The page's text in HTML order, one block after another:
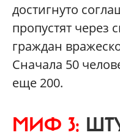
достигнуто
пропустят через
граждан
Сначала 50
еще 200.
МИФ 3: